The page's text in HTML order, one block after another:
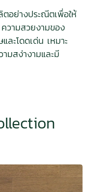
อย่างประณีตเพื่อให้
วามสวยงามของ
ละโดดเด่น เหมาะ
มสง่างามและมี